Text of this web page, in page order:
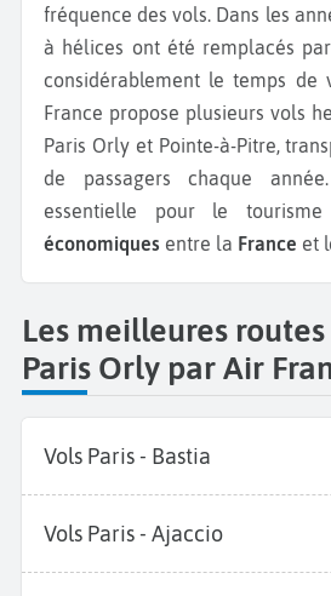
fréquence des vols. Dans les
à hélices ont été remplacés
considérablement le temps de
France propose plusieurs vols
Paris Orly et Pointe-à-Pitre,
de passagers chaque
essentielle pour le
économiques entre la France et
Les meilleures
Paris Orly par Air
Vols Paris - Bastia
Vols Paris - Ajaccio